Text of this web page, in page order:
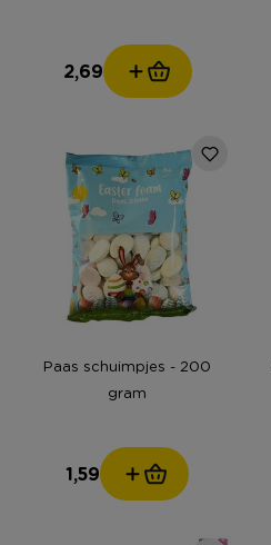
2,69
Paas schuimpjes - 200
gram
1,59